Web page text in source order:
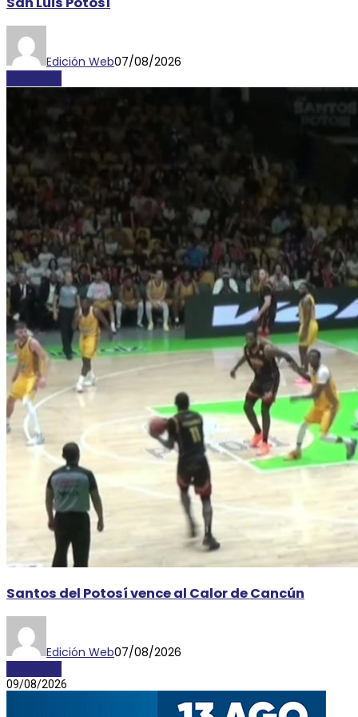
Edición Web07/08/2026
Santos del Potosí vence al Calor de Cancún
Edición Web07/08/2026
09/08/2026